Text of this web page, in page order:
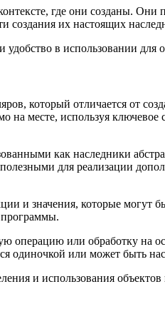
где они созданы. Они
создания их настоящих
в использовании для
который отличается от
на месте, используя ключевое
как наследники
полезными для реализации
и значения, которые могут
операцию или обработку
одиночкой или может быть
и использования